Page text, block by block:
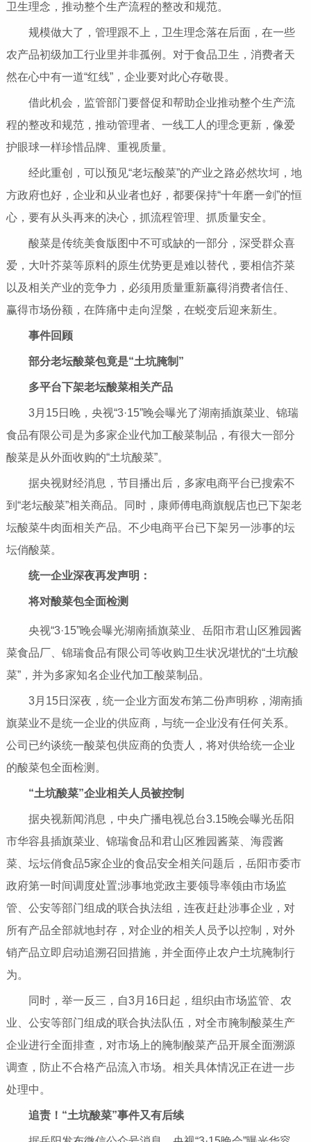
卫生理念，推动整个生产流程的整改和规范。
规模做大了，管理跟不上，卫生理念落在后面，在一些
农产品初级加工行业里并非孤例。对于食品卫生，消费者天
然在心中有一道“红线”，企业要对此心存敬畏。
借此机会，监管部门要督促和帮助企业推动整个生产流
程的整改和规范，推动管理者、一线工人的理念更新，像爱
护眼球一样珍惜品牌、重视质量。
经此重创，可以预见“老坛酸菜”的产业之路必然坎坷，地
方政府也好，企业和从业者也好，都要保持“十年磨一剑”的恒
心，要有从头再来的决心，抓流程管理、抓质量安全。
酸菜是传统美食版图中不可或缺的一部分，深受群众喜
爱，大叶芥菜等原料的原生优势更是难以替代，要相信芥菜
以及相关产业的竞争力，必须用质量重新赢得消费者信任、
赢得市场份额，在阵痛中走向涅槃，在蜕变后迎来新生。
事件回顾
部分老坛酸菜包竟是“土坑腌制”
多平台下架老坛酸菜相关产品
3月15日晚， 央视“3·15”晚会曝光了湖南插旗菜业、锦瑞
食品有限公司是为多家企业代加工酸菜制品，有很大一部分
酸菜是从外面收购的“土坑酸菜”。
据央视财经消息，节目播出后，多家电商平台已搜索不
到“老坛酸菜”相关商品。同时，康师傅电商旗舰店也已下架老
坛酸菜牛肉面相关产品。不少电商平台已下架另一涉事的坛
坛俏酸菜。
统一企业深夜再发声明：
将对酸菜包全面检测
央视“3·15”晚会曝光湖南插旗菜业、岳阳市君山区雅园酱
菜食品厂、锦瑞食品有限公司等收购卫生状况堪忧的“土坑酸
菜”，并为多家知名企业代加工酸菜制品。
3月15日深夜，统一企业方面发布第二份声明称，湖南插
旗菜业不是统一企业的供应商，与统一企业没有任何关系。
公司已约谈统一酸菜包供应商的负责人，将对供给统一企业
的酸菜包全面检测。
“土坑酸菜”企业相关人员被控制
据央视新闻消息， 中央广播电视总台3.15晚会曝光岳阳
市华容县插旗菜业、锦瑞食品和君山区雅园酱菜、海霞酱
菜、坛坛俏食品5家企业的食品安全相关问题后，岳阳市委市
政府第一时间调度处置;涉事地党政主要领导率领由市场监
管、公安等部门组成的联合执法组，连夜赶赴涉事企业，对
所有产品全部就地封存，对企业的相关人员予以控制，对外
销产品立即启动追溯召回措施，并全面停止农户土坑腌制行
为。
同时，举一反三，自3月16日起，组织由市场监管、农
业、公安等部门组成的联合执法队伍，对全市腌制酸菜生产
企业进行全面排查，对市场上的腌制酸菜产品开展全面溯源
调查，防止不合格产品流入市场。相关具体情况正在进一步
处理中。
追责！“土坑酸菜”事件又有后续